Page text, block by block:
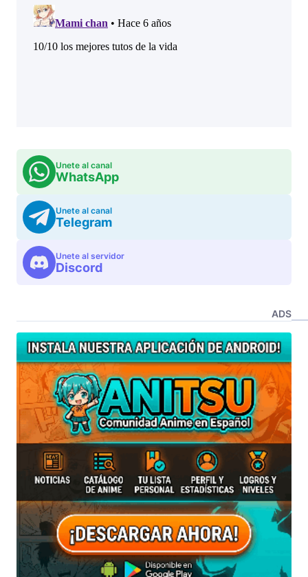
Unete al canal
WhatsApp
Unete al canal
Telegram
Unete al servidor
Discord
ADS